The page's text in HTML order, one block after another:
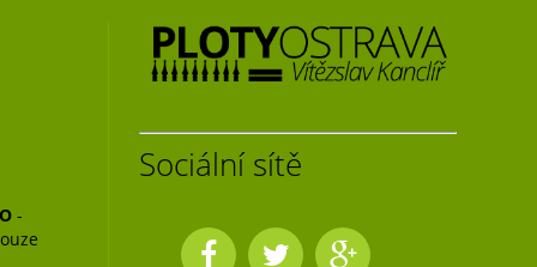
-
Sociální sítě